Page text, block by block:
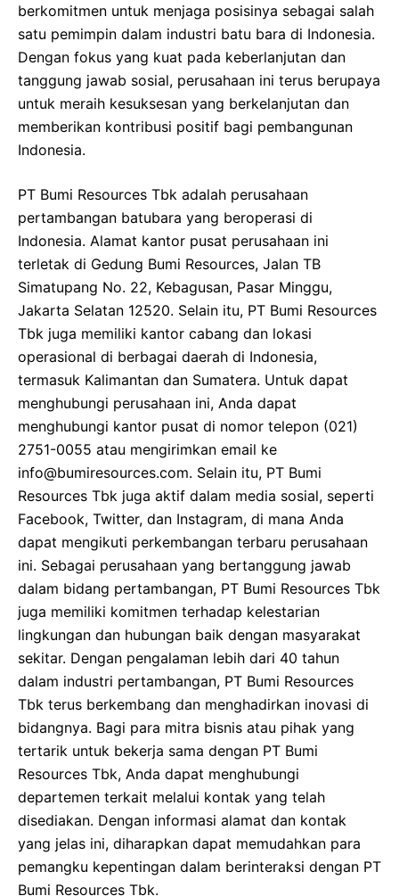
berkomitmen untuk menjaga posisinya sebagai salah
satu pemimpin dalam industri batu bara di Indonesia.
Dengan fokus yang kuat pada keberlanjutan dan
tanggung jawab sosial, perusahaan ini terus berupaya
untuk meraih kesuksesan yang berkelanjutan dan
memberikan kontribusi positif bagi pembangunan
Indonesia.
PT Bumi Resources Tbk adalah perusahaan
pertambangan batubara yang beroperasi di
Indonesia. Alamat kantor pusat perusahaan ini
terletak di Gedung Bumi Resources, Jalan TB
Simatupang No. 22, Kebagusan, Pasar Minggu,
Jakarta Selatan 12520. Selain itu, PT Bumi Resources
Tbk juga memiliki kantor cabang dan lokasi
operasional di berbagai daerah di Indonesia,
termasuk Kalimantan dan Sumatera. Untuk dapat
menghubungi perusahaan ini, Anda dapat
menghubungi kantor pusat di nomor telepon (021)
2751-0055 atau mengirimkan email ke
info@bumiresources.com. Selain itu, PT Bumi
Resources Tbk juga aktif dalam media sosial, seperti
Facebook, Twitter, dan Instagram, di mana Anda
dapat mengikuti perkembangan terbaru perusahaan
ini. Sebagai perusahaan yang bertanggung jawab
dalam bidang pertambangan, PT Bumi Resources Tbk
juga memiliki komitmen terhadap kelestarian
lingkungan dan hubungan baik dengan masyarakat
sekitar. Dengan pengalaman lebih dari 40 tahun
dalam industri pertambangan, PT Bumi Resources
Tbk terus berkembang dan menghadirkan inovasi di
bidangnya. Bagi para mitra bisnis atau pihak yang
tertarik untuk bekerja sama dengan PT Bumi
Resources Tbk, Anda dapat menghubungi
departemen terkait melalui kontak yang telah
disediakan. Dengan informasi alamat dan kontak
yang jelas ini, diharapkan dapat memudahkan para
pemangku kepentingan dalam berinteraksi dengan PT
Bumi Resources Tbk.